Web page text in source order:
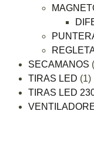
SECAMANOS
TIRAS LED (1)
TIRAS LED